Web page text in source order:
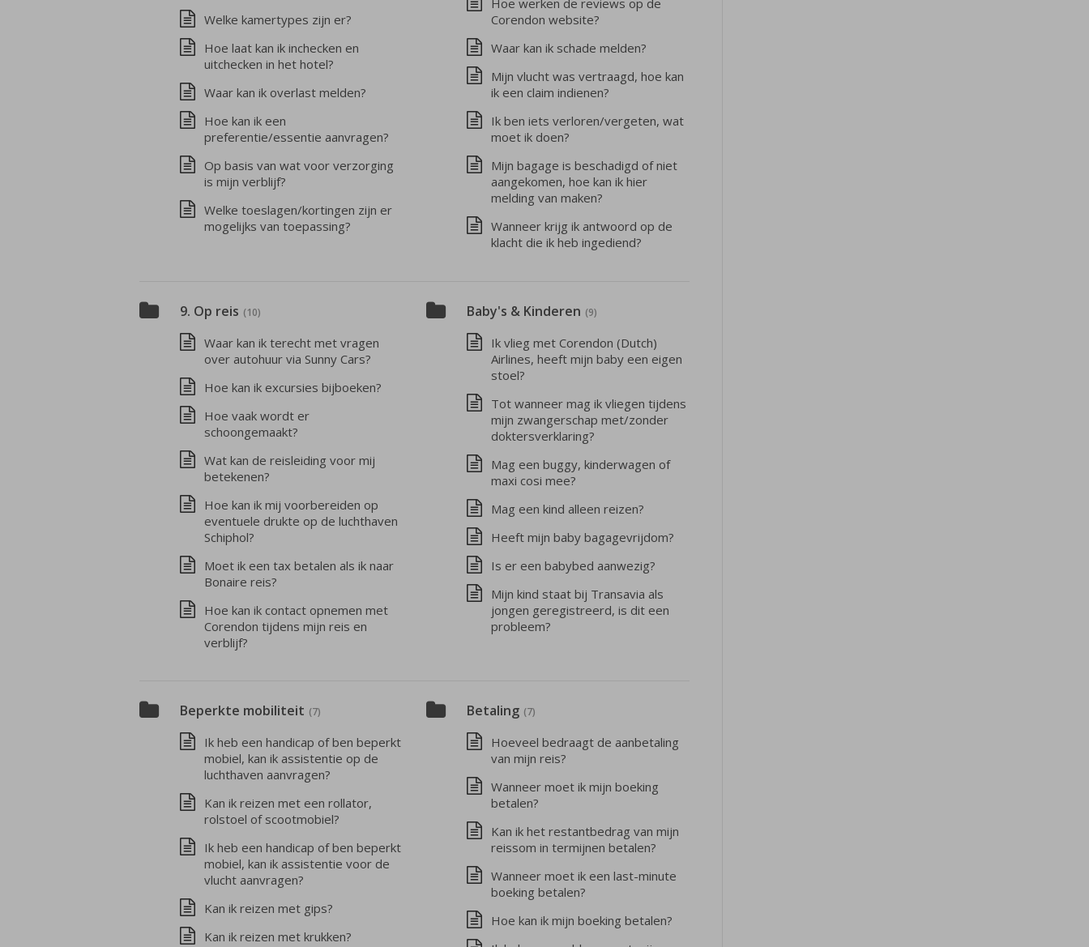
Welke kamertypes zijn er?
Hoe laat kan ik inchecken en
uitchecken in het hotel?
Waar kan ik overlast melden?
Hoe kan ik een
preferentie/essentie aanvragen?
Op basis van wat voor verzorging
is mijn verblijf?
Welke toeslagen/kortingen zijn er
mogelijks van toepassing?
Hoe werken de reviews op de
Corendon website?
Waar kan ik schade melden?
Mijn vlucht was vertraagd, hoe kan
ik een claim indienen?
Ik ben iets verloren/vergeten, wat
moet ik doen?
Mijn bagage is beschadigd of niet
aangekomen, hoe kan ik hier
melding van maken?
Wanneer krijg ik antwoord op de
klacht die ik heb ingediend?
9. Op reis (10)
Waar kan ik terecht met vragen
over autohuur via Sunny Cars?
Hoe kan ik excursies bijboeken?
Hoe vaak wordt er
schoongemaakt?
Wat kan de reisleiding voor mij
betekenen?
Hoe kan ik mij voorbereiden op
eventuele drukte op de luchthaven
Schiphol?
Moet ik een tax betalen als ik naar
Bonaire reis?
Hoe kan ik contact opnemen met
Corendon tijdens mijn reis en
verblijf?
Baby's & Kinderen (9)
Ik vlieg met Corendon (Dutch)
Airlines, heeft mijn baby een eigen
stoel?
Tot wanneer mag ik vliegen tijdens
mijn zwangerschap met/zonder
doktersverklaring?
Mag een buggy, kinderwagen of
maxi cosi mee?
Mag een kind alleen reizen?
Heeft mijn baby bagagevrijdom?
Is er een babybed aanwezig?
Mijn kind staat bij Transavia als
jongen geregistreerd, is dit een
probleem?
Beperkte mobiliteit (7)
Ik heb een handicap of ben beperkt
mobiel, kan ik assistentie op de
luchthaven aanvragen?
Kan ik reizen met een rollator,
rolstoel of scootmobiel?
Ik heb een handicap of ben beperkt
mobiel, kan ik assistentie voor de
vlucht aanvragen?
Kan ik reizen met gips?
Kan ik reizen met krukken?
Betaling (7)
Hoeveel bedraagt de aanbetaling
van mijn reis?
Wanneer moet ik mijn boeking
betalen?
Kan ik het restantbedrag van mijn
reissom in termijnen betalen?
Wanneer moet ik een last-minute
boeking betalen?
Hoe kan ik mijn boeking betalen?